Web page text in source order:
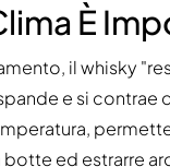
È
il whisky
e si contrae
ed estrarre